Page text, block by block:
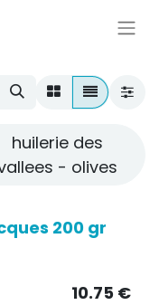
huilerie des
- olives
200 gr
10.75 €